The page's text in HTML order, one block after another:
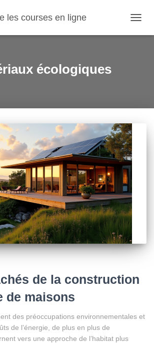
les courses en ligne
LA
écologiques
de la construction
de maisons
des préoccupations environnementales et
de l’énergie, de plus en plus de
vers une approche de l’habitat plus